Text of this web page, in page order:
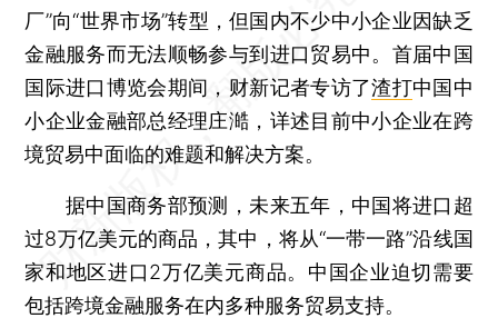
厂”向“世界市场”转型，但国内不少中小企业因缺乏
金融服务而无法顺畅参与到进口贸易中。首届中国
国际进口博览会期间，财新记者专访了渣打中国中
小企业金融部总经理庄澔，详述目前中小企业在跨
境贸易中面临的难题和解决方案。
据中国商务部预测，未来五年，中国将进口超
过8万亿美元的商品，其中，将从“一带一路”沿线国
家和地区进口2万亿美元商品。中国企业迫切需要
包括跨境金融服务在内多种服务贸易支持。